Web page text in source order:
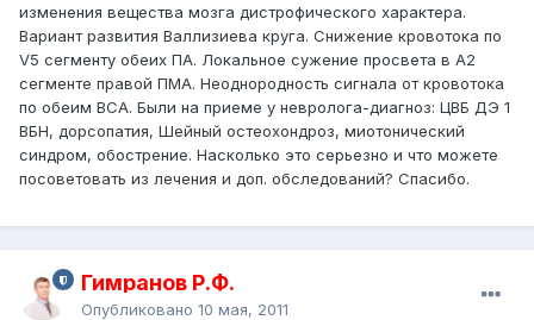
изменения вещества мозга дистрофического характера.
Вариант развития Валлизиева круга. Снижение кровотока по
V5 сегменту обеих ПА. Локальное сужение просвета в A2
сегменте правой ПМА. Неоднородность сигнала от кровотока
по обеим ВСА. Были на приеме у невролога-диагноз: ЦВБ ДЭ 1
ВБН, дорсопатия, Шейный остеохондроз, миотонический
синдром, обострение. Насколько это серьезно и что можете
посоветовать из лечения и доп. обследований? Спасибо.
Гимранов Р.Ф.
Опубликовано 10 мая, 2011